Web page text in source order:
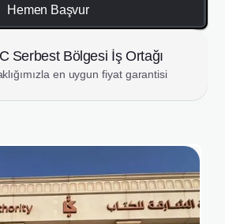
Hemen Başvur
Serbest Bölgesi İş Ortağı
en uygun fiyat garantisi